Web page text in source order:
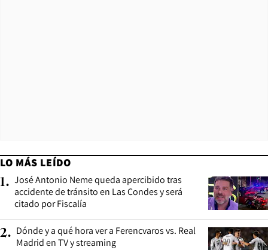
LO MÁS LEÍDO
1. José Antonio Neme queda apercibido tras
accidente de tránsito en Las Condes y será
citado por Fiscalía
2. Dónde y a qué hora ver a Ferencvaros vs. Real
Madrid en TV y streaming